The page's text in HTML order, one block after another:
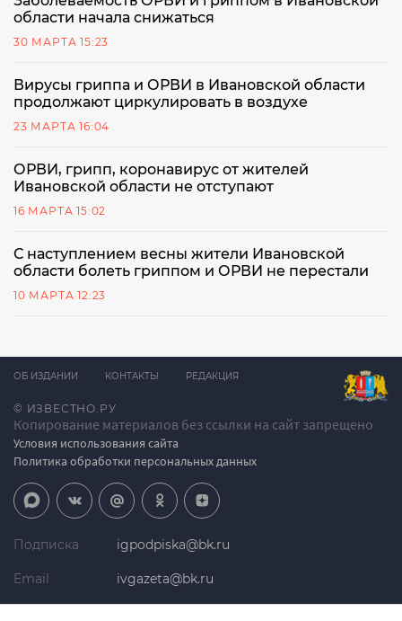
области начала снижаться
30 МАРТА 15:23
Вирусы гриппа и ОРВИ в Ивановской области
продолжают циркулировать в воздухе
23 МАРТА 16:04
ОРВИ, грипп, коронавирус от жителей
Ивановской области не отступают
16 МАРТА 15:02
С наступлением весны жители Ивановской
области болеть гриппом и ОРВИ не перестали
10 МАРТА 12:23
© ИЗВЕСТНО.РУ
Копирование материалов без ссылки на сайт запрещено
Условия использования сайта
Политика обработки персональных данных
ОБ ИЗДАНИИ КОНТАКТЫ РЕДАКЦИЯ
Подписка igpodpiska@bk.ru
Email ivgazeta@bk.ru